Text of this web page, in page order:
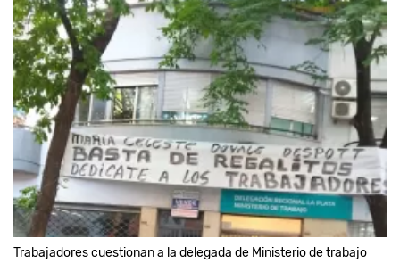
Trabajadores cuestionan a la delegada de Ministerio de trabajo